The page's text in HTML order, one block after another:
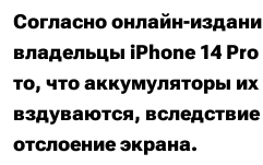
Согласно онлайн-
владельцы iPhone 14
то, что аккумуляторы
вздуваются,
отслоение экрана.